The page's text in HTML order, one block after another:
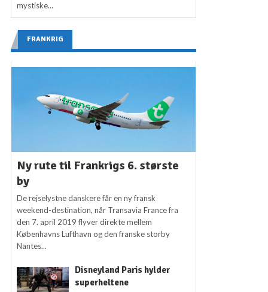
mystiske...
FRANKRIG
Ny rute til Frankrigs 6. største
by
De rejselystne danskere får en ny fransk
weekend-destination, når Transavia France fra
den 7. april 2019 flyver direkte mellem
Københavns Lufthavn og den franske storby
Nantes...
Disneyland Paris hylder
superheltene